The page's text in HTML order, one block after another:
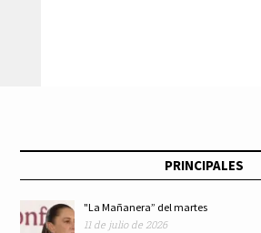
PRINCIPALES
"La Mañanera” del martes
11 de julio de 2026